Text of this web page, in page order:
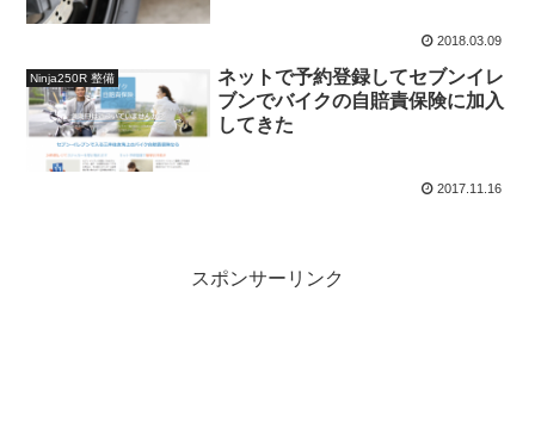
2018.03.09
Ninja250R 整備
ネットで予約登録してセブンイレ
ブンでバイクの自賠責保険に加入
してきた
2017.11.16
スポンサーリンク